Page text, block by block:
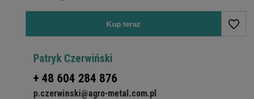
Kup teraz
Patryk Czerwiński
+ 48 604 284 876
p.czerwinski@agro-metal.com.pl